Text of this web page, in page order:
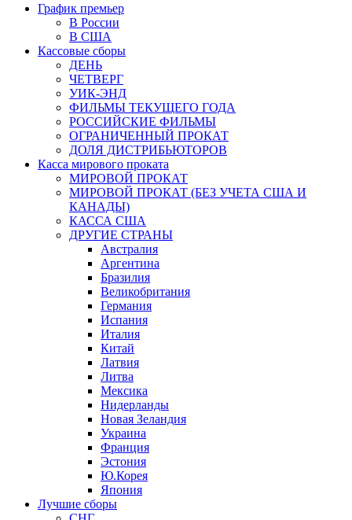
График премьер
В России
В США
Кассовые сборы
ДЕНЬ
ЧЕТВЕРГ
УИК-ЭНД
ФИЛЬМЫ ТЕКУЩЕГО ГОДА
РОССИЙСКИЕ ФИЛЬМЫ
ОГРАНИЧЕННЫЙ ПРОКАТ
ДОЛЯ ДИСТРИБЬЮТОРОВ
Касса мирового проката
МИРОВОЙ ПРОКАТ
МИРОВОЙ ПРОКАТ (БЕЗ УЧЕТА США И
КАНАДЫ)
КАССА США
ДРУГИЕ СТРАНЫ
Австралия
Аргентина
Бразилия
Великобритания
Германия
Испания
Италия
Китай
Латвия
Литва
Мексика
Нидерланды
Новая Зеландия
Украина
Франция
Эстония
Ю.Корея
Япония
Лучшие сборы